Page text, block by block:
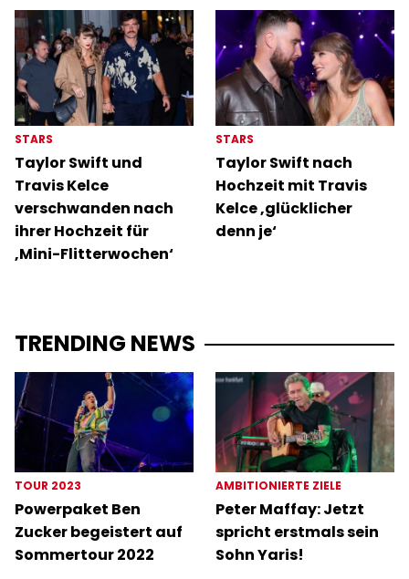
STARS
Taylor Swift und
Travis Kelce
verschwanden nach
ihrer Hochzeit für
‚Mini-Flitterwochen‘
STARS
Taylor Swift nach
Hochzeit mit Travis
Kelce ‚glücklicher
denn je‘
TRENDING NEWS
TOUR 2023
Powerpaket Ben
Zucker begeistert auf
Sommertour 2022
AMBITIONIERTE ZIELE
Peter Maffay: Jetzt
spricht erstmals sein
Sohn Yaris!